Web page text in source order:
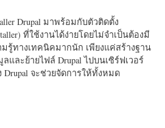
Drupal มาพร้อมกับตัวติดตั้ง
ที่ใช้งานได้ง่ายโดยไม่จำเป็นต้องมี
มรู้ทางเทคนิคมากนัก เพียงแค่สร้างฐาน
และย้ายไฟล์ Drupal ไปบนเซิร์ฟเวอร์
จะช่วยจัดการให้ทั้งหมด